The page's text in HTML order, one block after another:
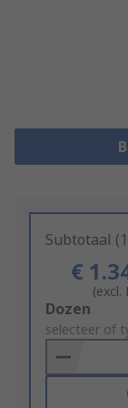
Subtotaal
€
(excl.
Add
to
Basket
Dozen
selecteer of